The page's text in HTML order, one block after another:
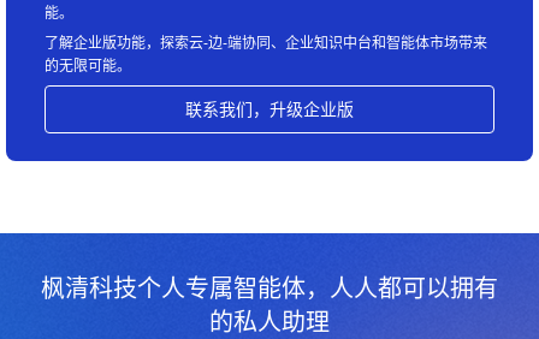
能。
了解企业版功能，探索云-边-端协同、企业知识中台和智能体市场带来
的无限可能。
联系我们，升级企业版
枫清科技个人专属智能体，人人都可以拥有
的私人助理